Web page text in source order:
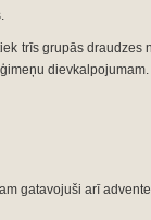
trīs grupās
gatavojuši arī